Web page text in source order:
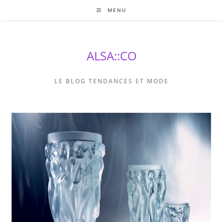
MENU
ALSA::CO
LE BLOG TENDANCES ET MODE